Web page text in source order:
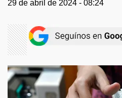
29 de abril de 2024 - 08:24